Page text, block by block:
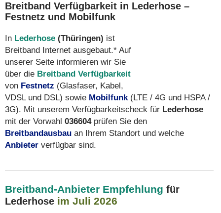
Breitband Verfügbarkeit in Lederhose –
Festnetz und Mobilfunk
In Lederhose (Thüringen) ist
Breitband Internet ausgebaut.* Auf
unserer Seite informieren wir Sie
über die Breitband Verfügbarkeit
von Festnetz (Glasfaser, Kabel,
VDSL und DSL) sowie Mobilfunk(LTE / 4G und HSPA /
3G). Mit unserem Verfügbarkeitscheck für Lederhose
mit der Vorwahl 036604prüfen Sie den
Breitbandausbau an Ihrem Standort und welche
Anbieter verfügbar sind.
Breitband-Anbieter Empfehlung für
Lederhose im Juli 2026